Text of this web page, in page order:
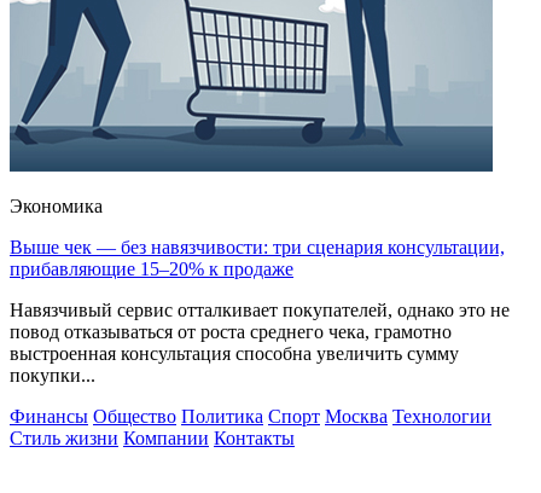
Экономика
Выше чек — без навязчивости: три сценария консультации,
прибавляющие 15–20% к продаже
Навязчивый сервис отталкивает покупателей, однако это не
повод отказываться от роста среднего чека, грамотно
выстроенная консультация способна увеличить сумму
покупки...
Финансы Общество Политика Спорт Москва Технологии
Стиль жизни Компании Контакты